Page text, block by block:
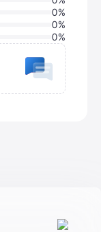
0%
0%
0%